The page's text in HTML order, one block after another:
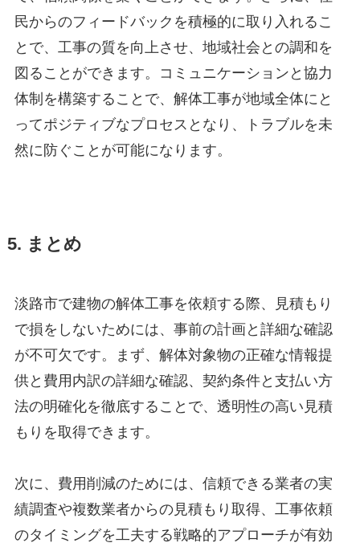
民からのフィードバックを積極的に取り入れるこ
とで、工事の質を向上させ、地域社会との調和を
図ることができます。コミュニケーションと協力
体制を構築することで、解体工事が地域全体にと
ってポジティブなプロセスとなり、トラブルを未
然に防ぐことが可能になります。
5. まとめ
淡路市で建物の解体工事を依頼する際、見積もり
で損をしないためには、事前の計画と詳細な確認
が不可欠です。まず、解体対象物の正確な情報提
供と費用内訳の詳細な確認、契約条件と支払い方
法の明確化を徹底することで、透明性の高い見積
もりを取得できます。
次に、費用削減のためには、信頼できる業者の実
績調査や複数業者からの見積もり取得、工事依頼
のタイミングを工夫する戦略的アプローチが有効